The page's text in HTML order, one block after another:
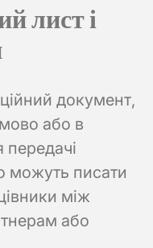
лист і
документ,
або в
передачі
можуть писати
між
або